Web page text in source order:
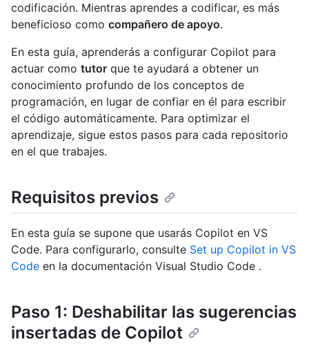
codificación. Mientras aprendes a codificar, es más
beneficioso como compañero de apoyo.
En esta guía, aprenderás a configurar Copilot para
actuar como tutor que te ayudará a obtener un
conocimiento profundo de los conceptos de
programación, en lugar de confiar en él para escribir
el código automáticamente. Para optimizar el
aprendizaje, sigue estos pasos para cada repositorio
en el que trabajes.
Requisitos previos
En esta guía se supone que usarás Copilot en VS
Code. Para configurarlo, consulte Set up Copilot in VS
Code en la documentación Visual Studio Code .
Paso 1: Deshabilitar las sugerencias
insertadas de Copilot